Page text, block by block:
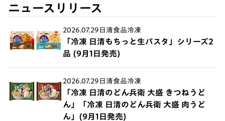
ニュースリリース
2026.07.29 日清食品冷凍
「冷凍 日清もちっと生パスタ」シリーズ2
品 (9月1日発売)
2026.07.29 日清食品冷凍
「冷凍 日清のどん兵衛 大盛 きつねうど
ん」「冷凍 日清のどん兵衛 大盛 肉うど
ん」(9月1日発売)